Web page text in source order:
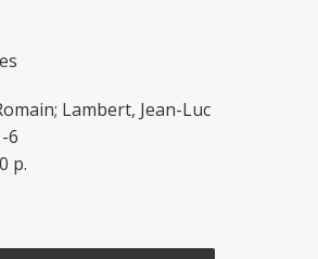
Lambert, Jean-Luc
6
p.